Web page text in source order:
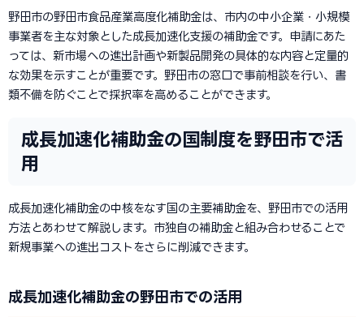
野田市の野田市食品産業高度化補助金は、市内の中小企業・小規模
事業者を主な対象とした成長加速化支援の補助金です。申請にあた
っては、新市場への進出計画や新製品開発の具体的な内容と定量的
な効果を示すことが重要です。野田市の窓口で事前相談を行い、書
類不備を防ぐことで採択率を高めることができます。
成長加速化補助金の国制度を野田市で活
用
成長加速化補助金の中核をなす国の主要補助金を、野田市での活用
方法とあわせて解説します。市独自の補助金と組み合わせることで
新規事業への進出コストをさらに削減できます。
成長加速化補助金の野田市での活用